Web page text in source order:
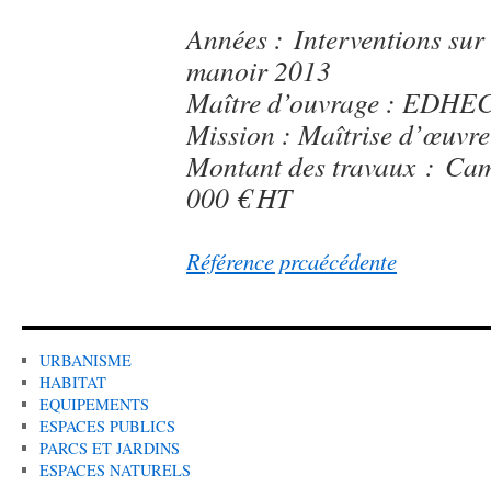
Années : Interventions
manoir 2013
Maître d’ouvrage :
Mission : Maîtrise d’œuvre
Montant des travaux :
000 € HT
Référence prcaécédente
URBANISME
HABITAT
EQUIPEMENTS
ESPACES PUBLICS
PARCS ET JARDINS
ESPACES NATURELS